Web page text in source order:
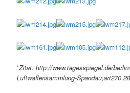
*Zitat: http://www.tagesspiegel.de/
Luftwaffensammlung-